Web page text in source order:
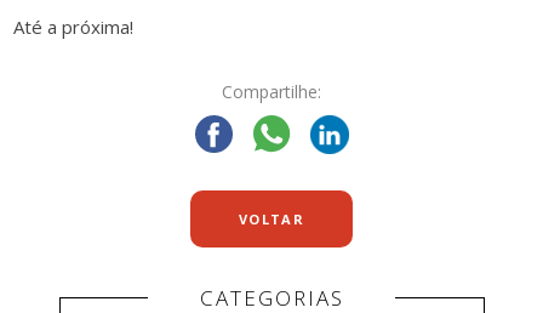
Até a próxima!
Compartilhe:
VOLTAR
CATEGORIAS